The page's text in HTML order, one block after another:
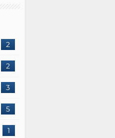
2
2
3
5
1